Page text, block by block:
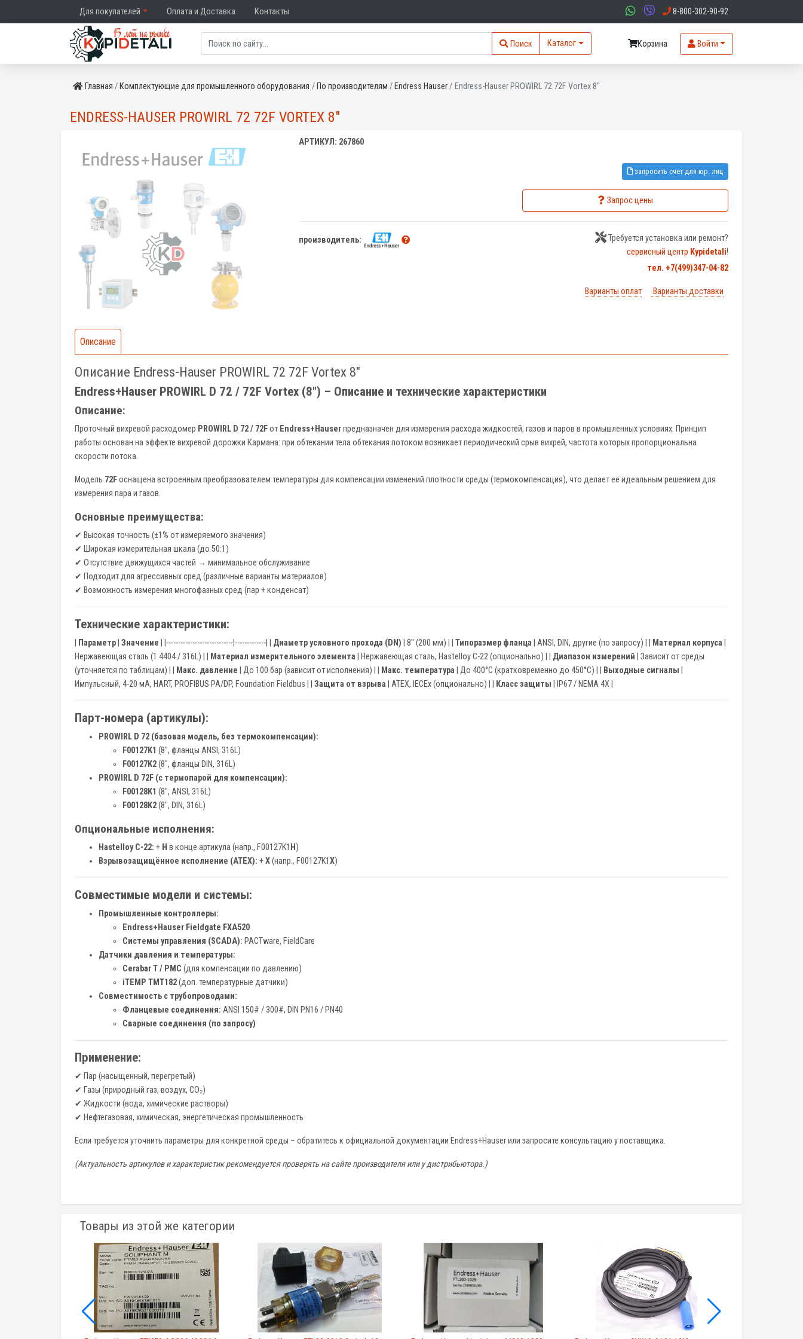
Для покупателей Оплата и Доставка Контакты 8-800-302-90-92
Поиск Каталог Корзина Войти
Главная Комплектующие для промышленного оборудования По производителям Endress Hauser Endress-Hauser PROWIRL 72 72F Vortex 8"
ENDRESS-HAUSER PROWIRL 72 72F VORTEX 8"
АРТИКУЛ: 267860
запросить счет для юр. лиц
Запрос цены
производитель:
Требуется установка или ремонт?
сервисный центр Kypidetali!
тел. +7(499)347-04-82
Варианты оплат Варианты доставки
Описание
Описание Endress-Hauser PROWIRL 72 72F Vortex 8"
Endress+Hauser PROWIRL D 72 / 72F Vortex (8") – Описание и технические характеристики
Описание:
Проточный вихревой расходомер PROWIRL D 72 / 72Fот Endress+Hauserпредназначен для измерения расхода жидкостей, газов и паров в промышленных условиях. Принцип
работы основан на эффекте вихревой дорожки Кармана: при обтекании тела обтекания потоком возникает периодический срыв вихрей, частота которых пропорциональна
скорости потока.
Модель 72Fоснащена встроенным преобразователем температуры для компенсации изменений плотности среды (термокомпенсация), что делает её идеальным решением для
измерения пара и газов.
Основные преимущества:
✔ Высокая точность (±1% от измеряемого значения)
✔ Широкая измерительная шкала (до 50:1)
✔ Отсутствие движущихся частей → минимальное обслуживание
✔ Подходит для агрессивных сред (различные варианты материалов)
✔ Возможность измерения многофазных сред (пар + конденсат)
Технические характеристики:
Параметр Значение | |----------------------------|-------------| | Диаметр условного прохода (DN) | 8" (200 мм) | | Типоразмер фланца | ANSI, DIN, другие (по запросу) | | Материал корпуса
Нержавеющая сталь (1.4404 / 316L) | |
Материал измерительного элемента | Нержавеющая сталь, Hastelloy C-22 (опционально) | | Диапазон измерений | Зависит от среды
(уточняется по таблицам) | |
Макс. давление | До 100 бар (зависит от исполнения) | | Макс. температура | До 400°C (кратковременно до 450°C) | | Выходные сигналы
Импульсный, 4-20 мА, HART, PROFIBUS PA/DP, Foundation Fieldbus | | Защита от взрыва | ATEX, IECEx (опционально) | | Класс защиты | IP67 / NEMA 4X |
Парт-номера (артикулы):
PROWIRL D 72 (базовая модель, без термокомпенсации):
F00127K1 (8", фланцы ANSI, 316L)
F00127K2(8", фланцы DIN, 316L)
PROWIRL D 72F (с термопарой для компенсации):
F00128K1 (8", ANSI, 316L)
F00128K2(8", DIN, 316L)
Опциональные исполнения:
Hastelloy C-22: + H в конце артикула (напр., F00127K1 H )
Взрывозащищённое исполнение (ATEX): +X(напр., F00127K1X)
Совместимые модели и системы:
Промышленные контроллеры:
Endress+Hauser Fieldgate FXA520
Системы управления (SCADA): PACTware, FieldCare
Датчики давления и температуры:
Cerabar T / PMC (для компенсации по давлению)
iTEMP TMT182(доп. температурные датчики)
Совместимость с трубопроводами:
Фланцевые соединения: ANSI 150# / 300#, DIN PN16 / PN40
Сварные соединения (по запросу)
Применение:
✔ Пар (насыщенный, перегретый)
✔ Газы (природный газ, воздух, CO₂)
✔ Жидкости (вода, химические растворы)
✔ Нефтегазовая, химическая, энергетическая промышленность
Если требуется уточнить параметры для конкретной среды – обратитесь к официальной документации Endress+Hauser или запросите консультацию у поставщика.
(Актуальность артикулов и характеристик рекомендуется проверять на сайте производителя или у дистрибьютора.)
Товары из этой же категории